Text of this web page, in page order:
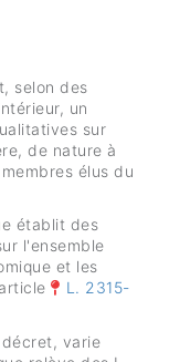
selon des
un
sur
de nature à
élus du
établit des
l'ensemble
et les
L. 2315-
varie